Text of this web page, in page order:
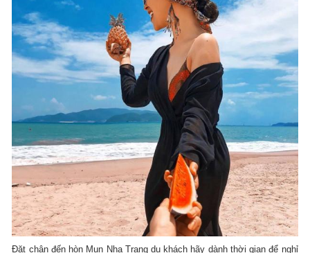
Đặt chân đến hòn Mun Nha Trang du khách hãy dành thời gian để nghỉ